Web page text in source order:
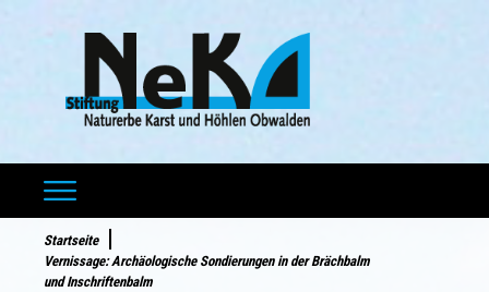
Startseite
Vernissage: Archäologische Sondierungen in der Brächbalm
und Inschriftenbalm